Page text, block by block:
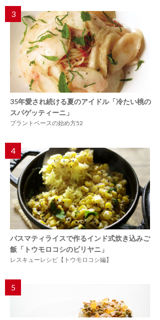
3
35年愛され続ける夏のアイドル「冷たい桃の
スパゲッティーニ」
プラントベースの始め方52
4
バスマティライスで作るインド式炊き込みご
飯「トウモロコシのビリヤニ」
レスキューレシピ【トウモロコシ編】
5